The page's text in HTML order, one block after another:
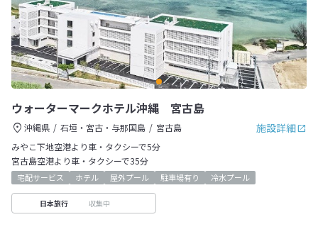
ウォーターマークホテル沖縄 宮古島
施設詳細
沖縄県 石垣・宮古・与那国島
宮古島
みやこ下地空港より車・タクシーで5分
宮古島空港より車・タクシーで35分
宅配サービス ホテル 屋外プール 駐車場有り 冷水プール
日本旅行 収集中